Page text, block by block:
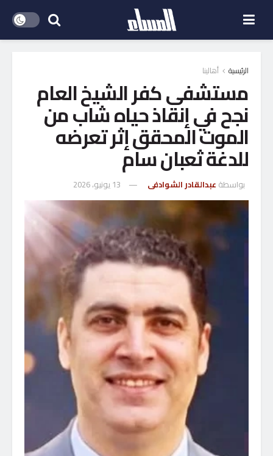
الرئيسية أهالينا
مستشفى كفر الشيخ العام
نجح في إنقاذ حياه شاب من
الموت المحقق إثر تعرضه
للدغة ثعبان سام
بواسطة عبدالقادر الشوادفى 13 يونيو، 2026